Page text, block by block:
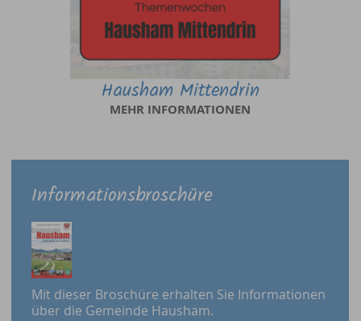
Hausham Mittendrin
MEHR INFORMATIONEN
Informationsbroschüre
Mit dieser Broschüre erhalten Sie Informationen
über die Gemeinde Hausham.